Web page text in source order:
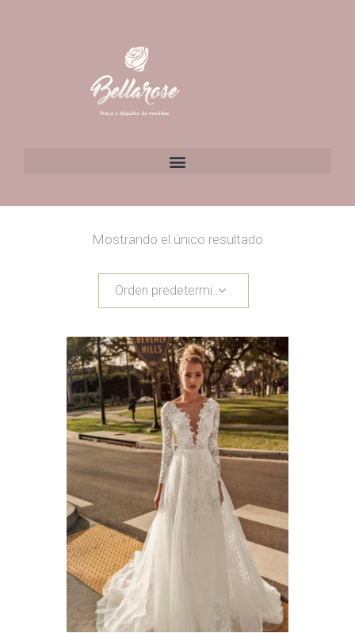
Mostrando el único resultado
Orden predeterminado